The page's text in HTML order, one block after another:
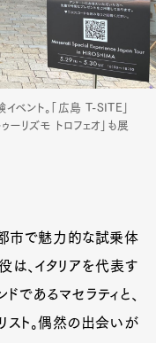
ント。「広島 T-SITE」
ーリズモ トロフェオ」も展
市で魅力的な試乗体
は、イタリアを代表す
であるマセラティと、
スト。偶然の出会いが